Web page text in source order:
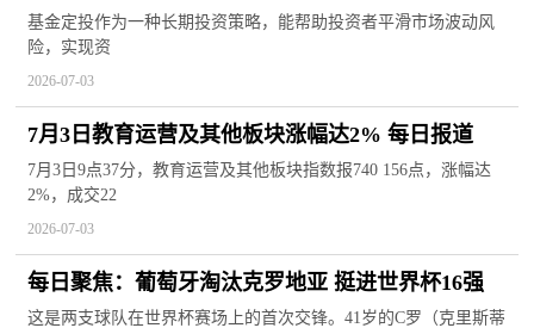
基金定投作为一种长期投资策略，能帮助投资者平滑市场波动风
险，实现资
2026-07-03
7月3日教育运营及其他板块涨幅达2% 每日报道
7月3日9点37分，教育运营及其他板块指数报740 156点，涨幅达
2%，成交22
2026-07-03
每日聚焦：葡萄牙淘汰克罗地亚 挺进世界杯16强
这是两支球队在世界杯赛场上的首次交锋。41岁的C罗（克里斯蒂